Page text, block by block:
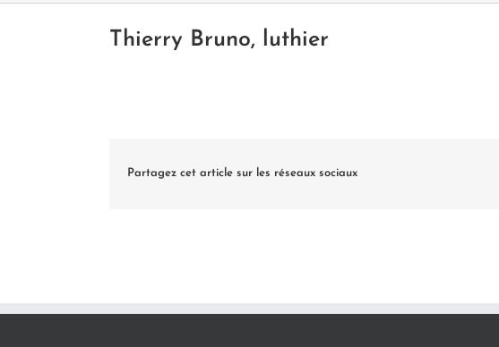
Thierry Bruno, luthier
Partagez cet article sur les réseaux sociaux